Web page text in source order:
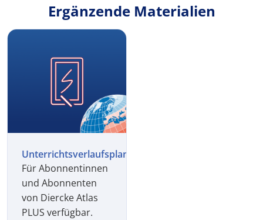
Ergänzende Materialien
Unterrichtsverlaufsplan
Für Abonnentinnen
und Abonnenten
von Diercke Atlas
PLUS verfügbar.